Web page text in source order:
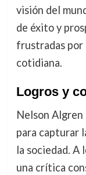
visión del
de éxito y
frustradas por
cotidiana.
Logros y
Nelson
para capturar
la sociedad. A
una crítica